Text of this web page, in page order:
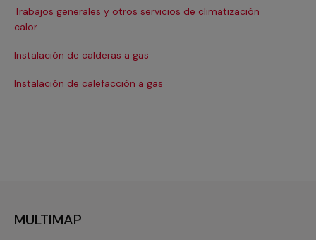
Trabajos generales y otros servicios de climatización
calor
Instalación de calderas a gas
Instalación de calefacción a gas
MULTIMAP